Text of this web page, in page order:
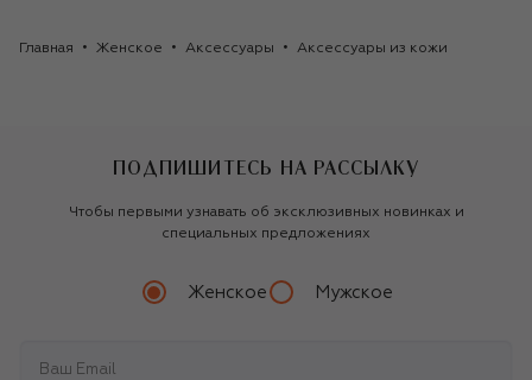
Главная Женское Аксессуары Аксессуары из кожи
ПОДПИШИТЕСЬ НА РАССЫЛКУ
Чтобы первыми узнавать об эксклюзивных новинках и
специальных предложениях
Женское Мужское